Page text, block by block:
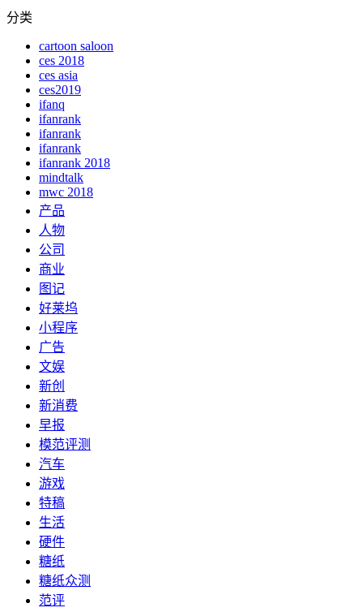
分类
cartoon saloon
ces 2018
ces asia
ces2019
ifanq
ifanrank
ifanrank
ifanrank
ifanrank 2018
mindtalk
mwc 2018
产品
人物
公司
商业
图记
好莱坞
小程序
广告
文娱
新创
新消费
早报
模范评测
汽车
游戏
特稿
生活
硬件
糖纸
糖纸众测
范评